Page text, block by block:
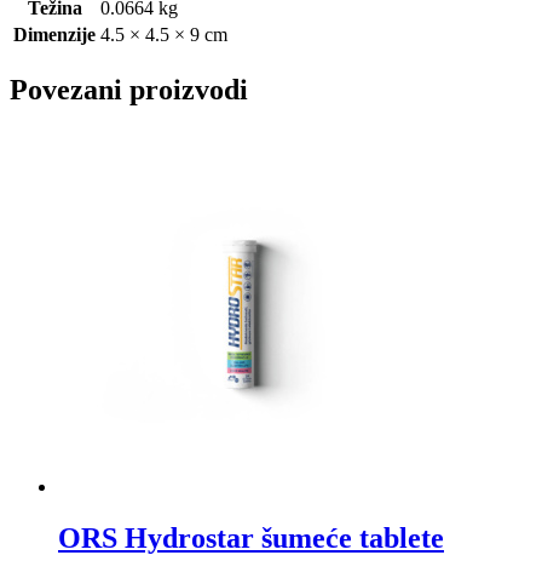
Težina
0.0664 kg
Dimenzije 4.5 × 4.5 × 9 cm
Povezani proizvodi
ORS Hydrostar šumeće tablete